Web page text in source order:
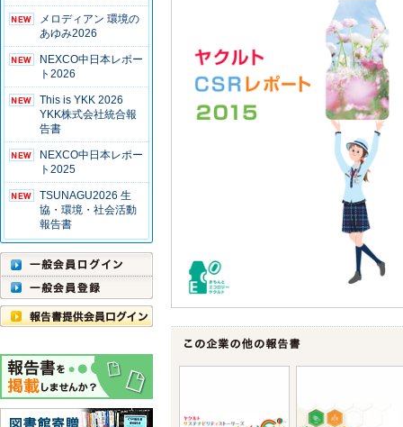
メロディアン 環境の
あゆみ2026
NEXCO中日本レポー
ト2026
This is YKK 2026
YKK株式会社統合報
告書
NEXCO中日本レポー
ト2025
TSUNAGU2026 生
協・環境・社会活動
報告書